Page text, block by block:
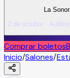
La
2 de octubre ·
Comprar boletos
Inicio/Salones/